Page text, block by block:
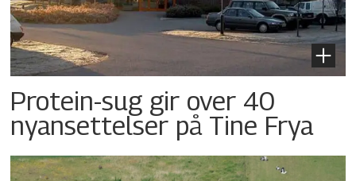
Protein-sug gir over 40
nyansettelser på Tine Frya